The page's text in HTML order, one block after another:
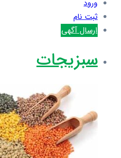
ورود
ثبت نام
ارسال آگهی
سبزیجات